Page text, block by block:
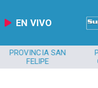
EN VIVO
PROVINCIA SAN
FELIPE